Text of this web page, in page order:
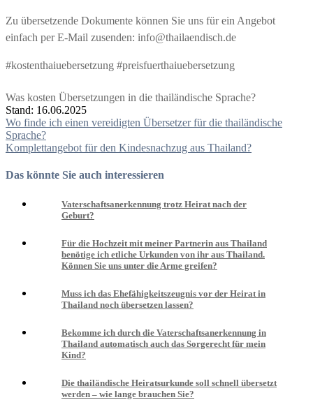
Zu übersetzende Dokumente können Sie uns für ein Angebot
einfach per E-Mail zusenden: info@thailaendisch.de
#kostenthaiuebersetzung #preisfuerthaiuebersetzung
Was kosten Übersetzungen in die thailändische Sprache?
Stand: 16.06.2025
Beitragsnavigation
Wo finde ich einen vereidigten Übersetzer für die thailändische
Sprache?
Komplettangebot für den Kindesnachzug aus Thailand?
Das könnte Sie auch interessieren
Vaterschaftsanerkennung trotz Heirat nach der
Geburt?
Für die Hochzeit mit meiner Partnerin aus Thailand
benötige ich etliche Urkunden von ihr aus Thailand.
Können Sie uns unter die Arme greifen?
Muss ich das Ehefähigkeitszeugnis vor der Heirat in
Thailand noch übersetzen lassen?
Bekomme ich durch die Vaterschaftsanerkennung in
Thailand automatisch auch das Sorgerecht für mein
Kind?
Die thailändische Heiratsurkunde soll schnell übersetzt
werden – wie lange brauchen Sie?